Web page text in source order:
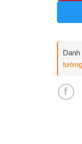
Danh
tường